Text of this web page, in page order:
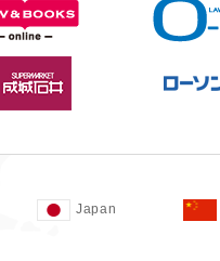
Japan